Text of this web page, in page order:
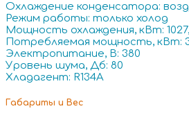
Охлаждение конденсатора:
Режим работы: только холод
Мощность охлаждения, кВт:
Потребляемая мощность, кВт:
Электропитание, В: 380
Уровень шума, Дб: 80
Хладагент: R134A
Габариты и Вес